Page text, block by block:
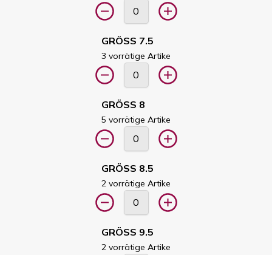
GRÖSS 7.5
3 vorrätige Artike
GRÖSS 8
5 vorrätige Artike
GRÖSS 8.5
2 vorrätige Artike
GRÖSS 9.5
2 vorrätige Artike